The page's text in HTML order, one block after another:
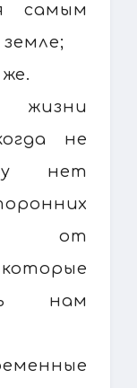
самым
жизни
не
нет
от
нам